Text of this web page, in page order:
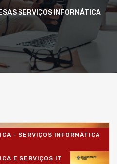
SERVIÇOS INFORMÁTICA
- SERVIÇOS INFORMÁTICA
E SERVIÇOS IT